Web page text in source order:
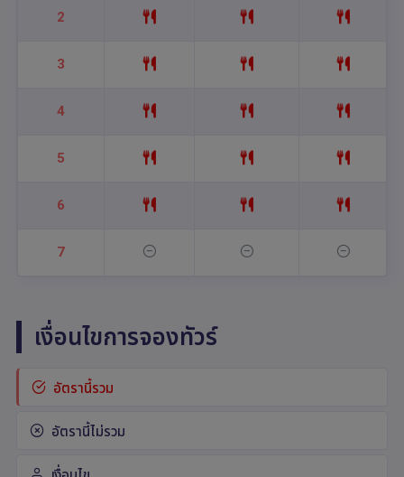
2
3
4
5
6
7
เงื่อนไขการจองทัวร์
อัตรานี้รวม
อัตรานี้ไม่รวม